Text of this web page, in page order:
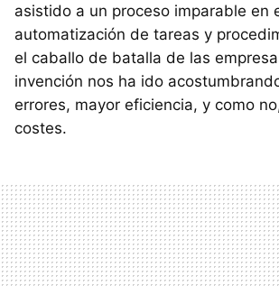
asistido a un proceso imparable en
automatización de tareas y
el caballo de batalla de las
invención nos ha ido
errores, mayor eficiencia, y como
costes.